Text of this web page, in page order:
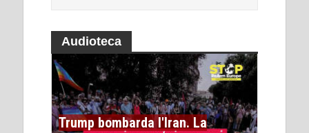
Audioteca
Trump bombarda l'Iran. La